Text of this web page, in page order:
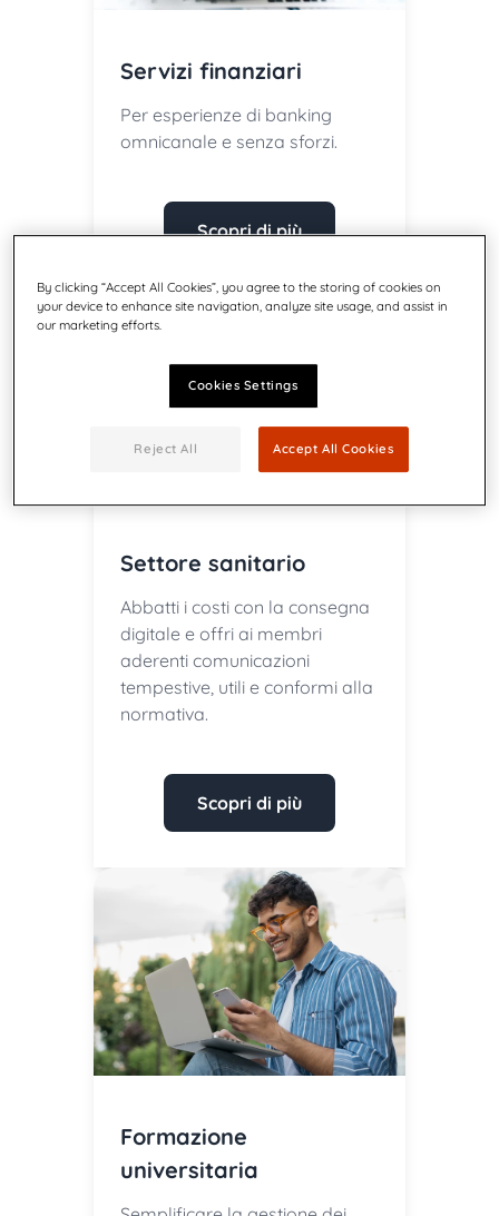
Servizi finanziari
Per esperienze di banking
omnicanale e senza sforzi.
Scopri di più
Settore sanitario
Abbatti i costi con la consegna
digitale e offri ai membri
aderenti comunicazioni
tempestive, utili e conformi alla
normativa.
Scopri di più
Formazione
universitaria
By clicking “Accept All Cookies”, you agree to the storing of cookies on
your device to enhance site navigation, analyze site usage, and assist in
our marketing efforts.
Cookies Settings
Reject All Accept All Cookies